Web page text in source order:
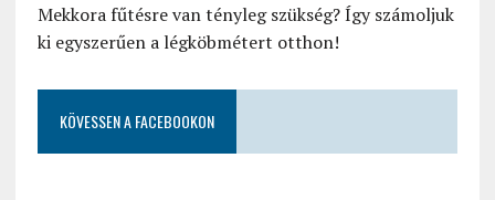
Mekkora fűtésre van tényleg szükség? Így számoljuk
ki egyszerűen a légköbmétert otthon!
KÖVESSEN A FACEBOOKON